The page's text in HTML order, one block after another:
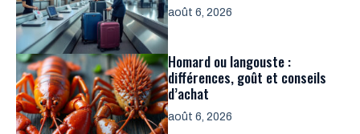
août 6, 2026
Homard ou langouste :
différences, goût et conseils
d’achat
août 6, 2026